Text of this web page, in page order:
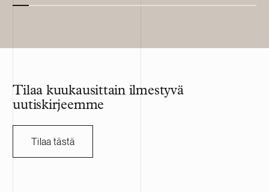
Tilaa kuukausittain ilmestyvä
uutiskirjeemme
Tilaa tästä